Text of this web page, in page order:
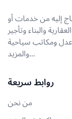
إليه من خدمات أو
والبناء وتأجير
ومكاتب سياحية
والمزيد...
روابط سريعة
من نحن